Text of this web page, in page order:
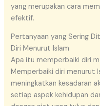
yang merupakan cara
efektif.
Pertanyaan yang Sering
Diri Menurut Islam
Apa itu memperbaiki diri
Memperbaiki diri menurut
meningkatkan kesadaran
setiap aspek kehidupan